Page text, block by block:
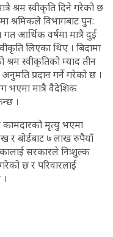
श्रम स्वीकृति दिने गरेको छ
श्रमिकले विभागबाट पुन:
गत आर्थिक वर्षमा मात्रै दुई
लिएका थिए । बिदामा
स्वीकृतिको म्याद तीन
प्रदान गर्ने गरेको छ ।
भएमा मात्रै वैदेशिक
।
कामदारको मृत्यु भएमा
र बोर्डबाट ७ लाख रुपैयाँ
सरकारले निःशुल्क
छ र परिवारलाई